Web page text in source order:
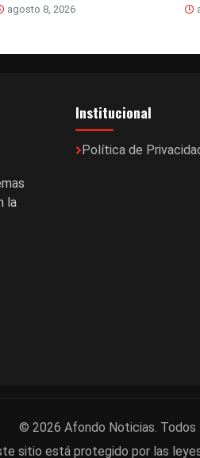
agosto 8, 2026
la
Institucional
Política de
© 2026 Afondo Noticias. Todos
sitio está protegido por las